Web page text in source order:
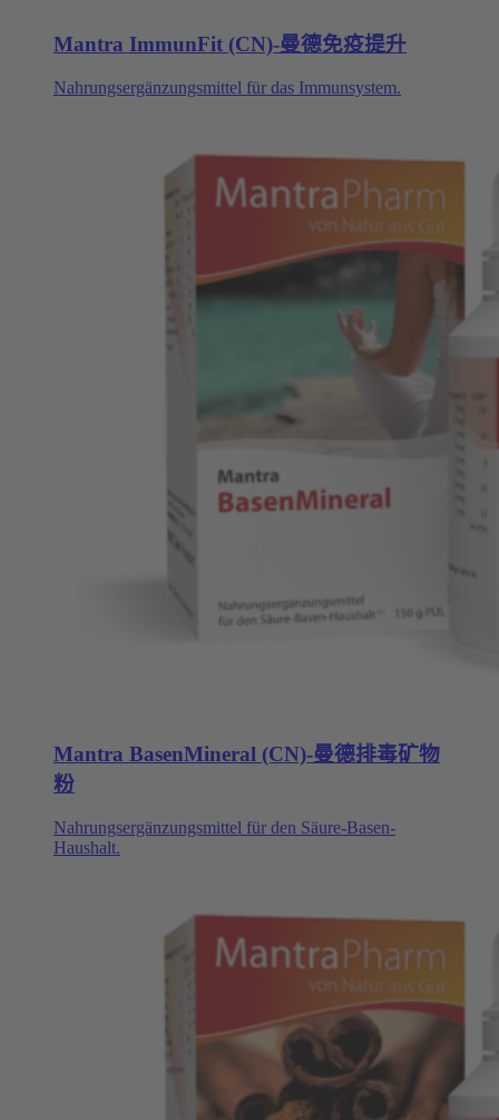
Mantra ImmunFit (CN)-曼德免疫提升
Nahrungsergänzungsmittel für das Immunsystem.
Mantra BasenMineral (CN)-曼德排毒矿物
粉
Nahrungsergänzungsmittel für den Säure-Basen-
Haushalt.